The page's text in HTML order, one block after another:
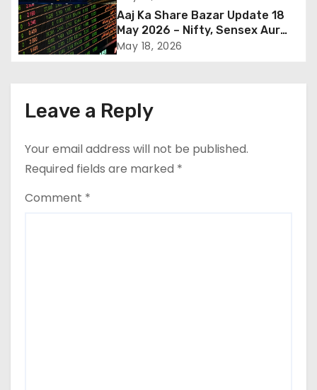
i
g
t
o
n
Aaj Ka Share Bazar Update 18
May 2026 – Nifty, Sensex Aur
Market Ka Full Analysis
May 18, 2026
Leave a Reply
Your email address will not be published.
Required fields are marked *
Comment *